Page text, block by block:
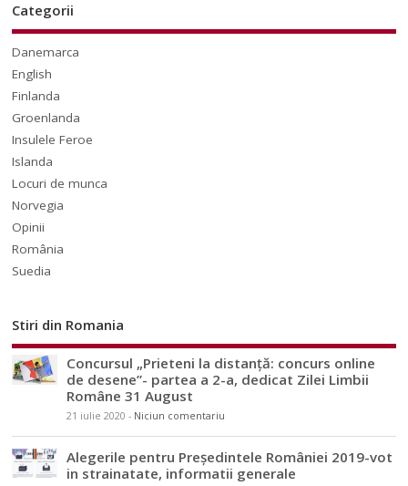
Categorii
Danemarca
English
Finlanda
Groenlanda
Insulele Feroe
Islanda
Locuri de munca
Norvegia
Opinii
România
Suedia
Stiri din Romania
Concursul „Prieteni la distanță: concurs online
de desene”- partea a 2-a, dedicat Zilei Limbii
Române 31 August
21 iulie 2020 - Niciun comentariu
Alegerile pentru Președintele României 2019-vot
in strainatate, informatii generale